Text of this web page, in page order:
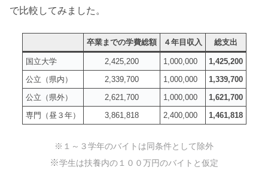
で比較してみました。
卒業までの学費総額 ４年目収入 総支出
国立大学 2,425,200 1,000,000
1,425,200
公立（県内）
2,339,700 1,000,000
1,339,700
公立（県外）
2,621,700 1,000,000
1,621,700
専門（昼３年）
3,861,818 2,400,000 1,461,818
※１～３学年のバイトは同条件として除外
※学生は扶養内の１００万円のバイトと仮定